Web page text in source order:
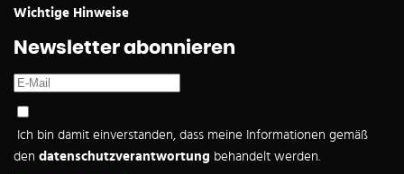
Wichtige Hinweise
Newsletter abonnieren
Ich bin damit einverstanden, dass meine Informationen gemäß
den datenschutzverantwortung behandelt werden.